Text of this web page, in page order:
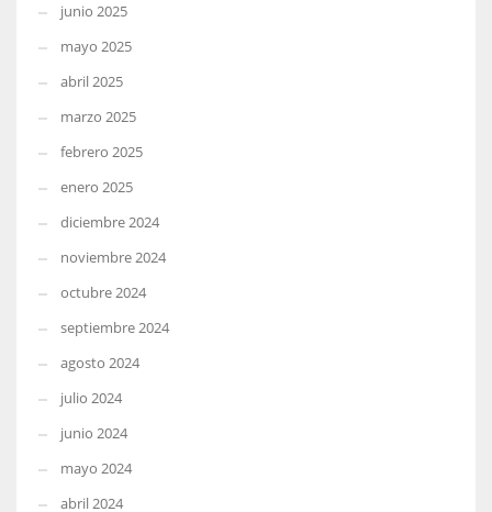
junio 2025
mayo 2025
abril 2025
marzo 2025
febrero 2025
enero 2025
diciembre 2024
noviembre 2024
octubre 2024
septiembre 2024
agosto 2024
julio 2024
junio 2024
mayo 2024
abril 2024